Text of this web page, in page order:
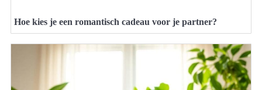
Hoe kies je een romantisch cadeau voor je partner?